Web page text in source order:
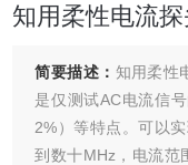
知用柔性电流探
简要描述： 知用柔性
是仅测试AC电流信
2%）等特点。可以
到数十MHz，电流范